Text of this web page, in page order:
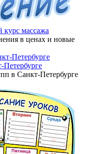
массажа
в ценах и новые
в Санкт-Петербурге